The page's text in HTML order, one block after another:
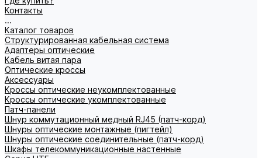
Контакты
...
Каталог товаров
Структурированная кабельная система
Адаптеры оптические
Кабель витая пара
Оптические кроссы
Аксессуары
Кроссы оптические неукомплектованные
Кроссы оптические укомплектованные
Патч-панели
Шнур коммутационный медный RJ45 (патч-корд)
Шнуры оптические монтажные (пигтейл)
Шнуры оптические соединительные (патч-корд)
Шкафы телекоммуникационные настенные